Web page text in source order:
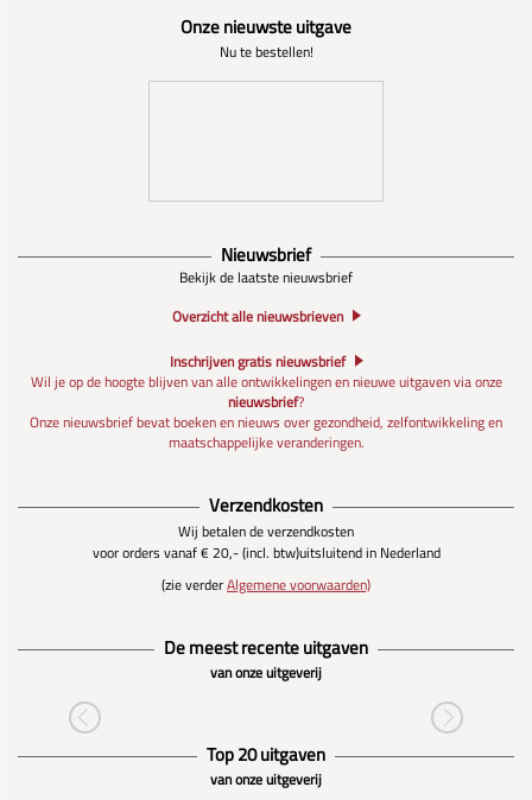
Onze nieuwste uitgave
Nu te bestellen!
Nieuwsbrief
Bekijk de laatste nieuwsbrief
Overzicht alle nieuwsbrieven
Inschrijven gratis nieuwsbrief
Wil je op de hoogte blijven van alle ontwikkelingen en nieuwe uitgaven via onze
nieuwsbrief?
Onze nieuwsbrief bevat boeken en nieuws over gezondheid, zelfontwikkeling en
maatschappelijke veranderingen.
Verzendkosten
Wij betalen de verzendkosten
voor orders vanaf € 20,- (incl. btw)uitsluitend in Nederland
(zie verderAlgemene voorwaarden)
De meest recente uitgaven
van onze uitgeverij
Top 20 uitgaven
van onze uitgeverij